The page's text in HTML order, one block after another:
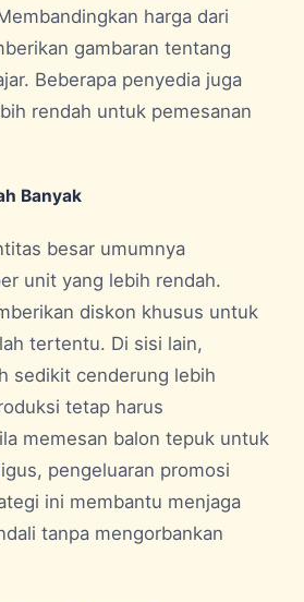
harga dari
gambaran tentang
Beberapa penyedia juga
rendah untuk pemesanan
Banyak
besar umumnya
unit yang lebih rendah.
diskon khusus untuk
tertentu. Di sisi lain,
sedikit cenderung lebih
tetap harus
memesan balon tepuk untuk
pengeluaran promosi
ini membantu menjaga
tanpa mengorbankan